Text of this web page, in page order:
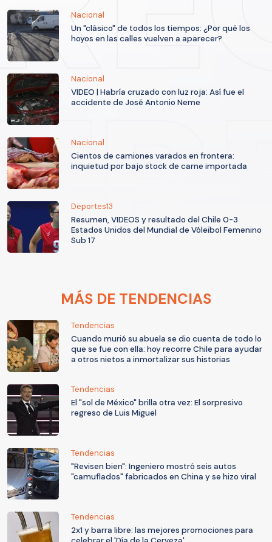
Nacional
Un "clásico" de todos los tiempos: ¿Por qué los
hoyos en las calles vuelven a aparecer?
Nacional
VIDEO | Habría cruzado con luz roja: Así fue el
accidente de José Antonio Neme
Nacional
Cientos de camiones varados en frontera:
inquietud por bajo stock de carne importada
Deportes13
Resumen, VIDEOS y resultado del Chile 0-3
Estados Unidos del Mundial de Vóleibol Femenino
Sub 17
MÁS DE TENDENCIAS
Tendencias
Cuando murió su abuela se dio cuenta de todo lo
que se fue con ella: hoy recorre Chile para ayudar
a otros nietos a inmortalizar sus historias
Tendencias
El "sol de México" brilla otra vez: El sorpresivo
regreso de Luis Miguel
Tendencias
"Revisen bien": Ingeniero mostró seis autos
"camuflados" fabricados en China y se hizo viral
Tendencias
2x1 y barra libre: las mejores promociones para